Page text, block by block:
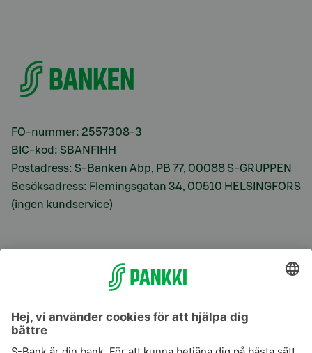
FO-nummer: 2557308-3
BIC-kod: SBANFIHH
Postadress: S-Banken Abp, PB 77, 00088 S-GRUPPEN
Besöksadress: Flemingsgatan 34, 00510 HELSINGFORS
(ingen kundservice)
S-Prime